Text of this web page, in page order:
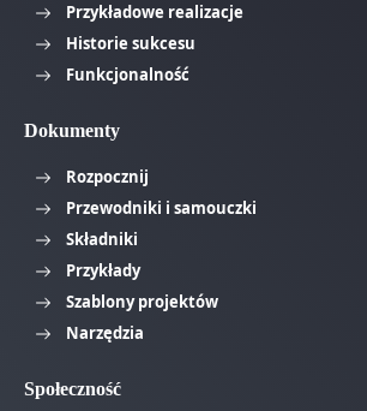
Przykładowe realizacje
Historie sukcesu
Funkcjonalność
Dokumenty
Rozpocznij
Przewodniki i samouczki
Składniki
Przykłady
Szablony projektów
Narzędzia
Społeczność